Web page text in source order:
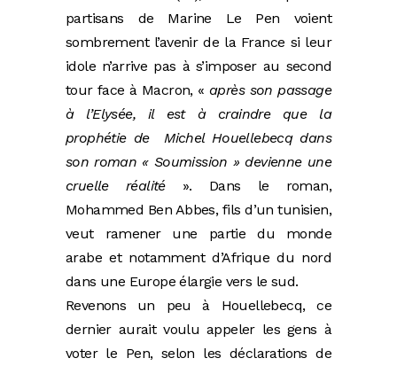
partisans de Marine Le Pen voient
sombrement l’avenir de la France si leur
idole n’arrive pas à s’imposer au second
tour face à Macron, «après son passage
à l’Elysée, il est à craindre que la
prophétie de Michel Houellebecq dans
son roman « Soumission » devienne une
cruelle réalité ». Dans le roman,
Mohammed Ben Abbes, fils d’un tunisien,
veut ramener une partie du monde
arabe et notamment d’Afrique du nord
dans une Europe élargie vers le sud.
Revenons un peu à Houellebecq, ce
dernier aurait voulu appeler les gens à
voter le Pen, selon les déclarations de